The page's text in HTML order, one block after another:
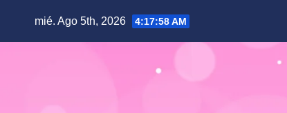
mié. Ago 5th, 2026 4:17:59 AM